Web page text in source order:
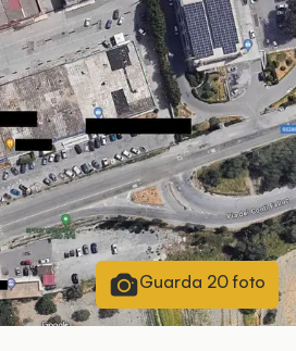
Guarda 20foto